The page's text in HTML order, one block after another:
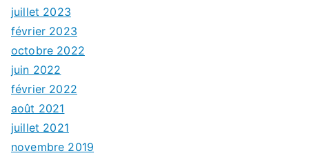
juillet 2023
février 2023
octobre 2022
juin 2022
février 2022
août 2021
juillet 2021
novembre 2019